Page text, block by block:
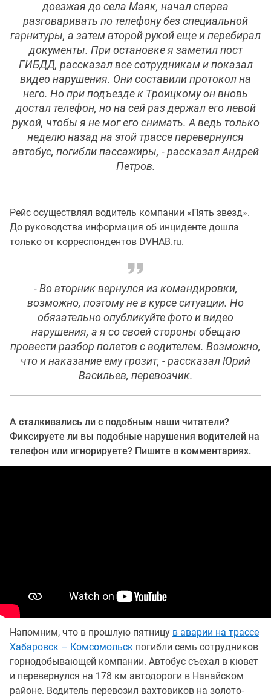
доезжая до села Маяк, начал сперва
разговаривать по телефону без специальной
гарнитуры, а затем второй рукой еще и перебирал
документы. При остановке я заметил пост
ГИБДД, рассказал все сотрудникам и показал
видео нарушения. Они составили протокол на
него. Но при подъезде к Троицкому он вновь
достал телефон, но на сей раз держал его левой
рукой, чтобы я не мог его снимать. А ведь только
неделю назад на этой трассе перевернулся
автобус, погибли пассажиры, - рассказал Андрей
Петров.
Рейс осуществлял водитель компании «Пять звезд».
До руководства информация об инциденте дошла
только от корреспондентов DVHAB.ru.
- Во вторник вернулся из командировки,
возможно, поэтому не в курсе ситуации. Но
обязательно опубликуйте фото и видео
нарушения, а я со своей стороны обещаю
провести разбор полетов с водителем. Возможно,
что и наказание ему грозит, - рассказал Юрий
Васильев, перевозчик.
А сталкивались ли с подобным наши читатели?
Фиксируете ли вы подобные нарушения водителей на
телефон или игнорируете? Пишите в комментариях.
Напомним, что в прошлую пятницу в аварии на трассе
Хабаровск – Комсомольск погибли семь сотрудников
горнодобывающей компании. Автобус съехал в кювет
и перевернулся на 178 км автодороги в Нанайском
районе. Водитель перевозил вахтовиков на золото-